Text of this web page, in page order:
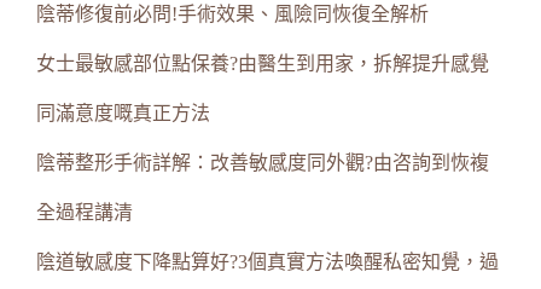
陰蒂修復前必問!手術效果、風險同恢復全解析
女士最敏感部位點保養?由醫生到用家，拆解提升感覺
同滿意度嘅真正方法
陰蒂整形手術詳解：改善敏感度同外觀?由咨詢到恢複
全過程講清
陰道敏感度下降點算好?3個真實方法喚醒私密知覺，過